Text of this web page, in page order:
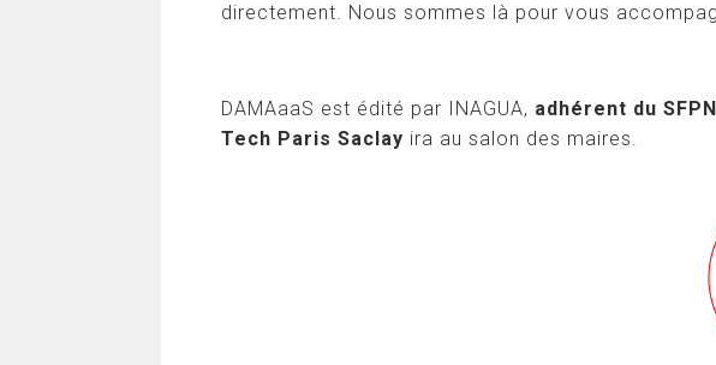
directement. Nous sommes là pour vous
DAMAaaS est édité par INAGUA, adhérent du SFPN
Tech Paris Saclay ira au salon des maires.